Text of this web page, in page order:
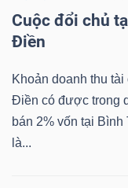
Cuộc đổi chủ
Điền
Khoản doanh thu
Điền có được trong
bán 2% vốn tại
là...
Công
cụ
đầu